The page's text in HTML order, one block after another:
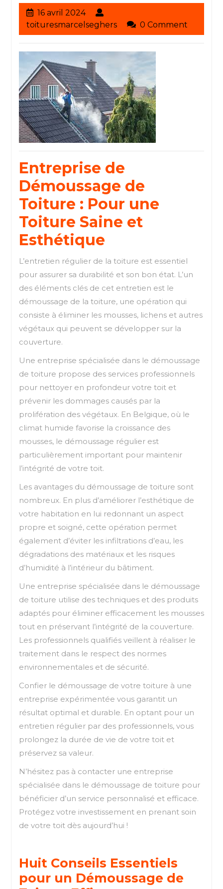
16 avril 202416
avril
2024
toituresmarcelsegherstoituresmarcelseghers
0 Comment
Entreprise de
Démoussage de
Toiture : Pour une
Toiture Saine et
Esthétique
L’entretien régulier de la toiture est essentiel
pour assurer sa durabilité et son bon état. L’un
des éléments clés de cet entretien est le
démoussage de la toiture, une opération qui
consiste à éliminer les mousses, lichens et autres
végétaux qui peuvent se développer sur la
couverture.
Une entreprise spécialisée dans le démoussage
de toiture propose des services professionnels
pour nettoyer en profondeur votre toit et
prévenir les dommages causés par la
prolifération des végétaux. En Belgique, où le
climat humide favorise la croissance des
mousses, le démoussage régulier est
particulièrement important pour maintenir
l’intégrité de votre toit.
Les avantages du démoussage de toiture sont
nombreux. En plus d’améliorer l’esthétique de
votre habitation en lui redonnant un aspect
propre et soigné, cette opération permet
également d’éviter les infiltrations d’eau, les
dégradations des matériaux et les risques
d’humidité à l’intérieur du bâtiment.
Une entreprise spécialisée dans le démoussage
de toiture utilise des techniques et des produits
adaptés pour éliminer efficacement les mousses
tout en préservant l’intégrité de la couverture.
Les professionnels qualifiés veillent à réaliser le
traitement dans le respect des normes
environnementales et de sécurité.
Confier le démoussage de votre toiture à une
entreprise expérimentée vous garantit un
résultat optimal et durable. En optant pour un
entretien régulier par des professionnels, vous
prolongez la durée de vie de votre toit et
préservez sa valeur.
N’hésitez pas à contacter une entreprise
spécialisée dans le démoussage de toiture pour
bénéficier d’un service personnalisé et efficace.
Protégez votre investissement en prenant soin
de votre toit dès aujourd’hui !
Huit Conseils Essentiels
pour un Démoussage de